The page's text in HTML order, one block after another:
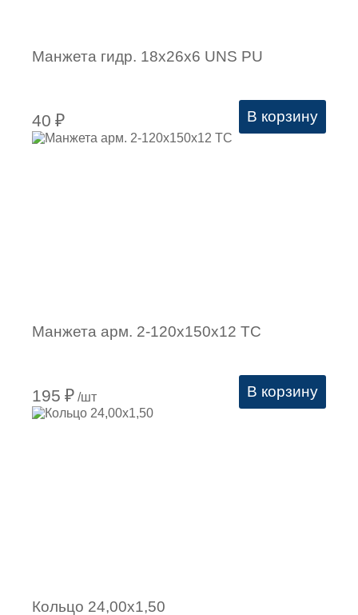
Манжета гидр. 18х26х6 UNS PU
40 ₽ В корзину
Манжета арм. 2-120х150х12 ТС
195 ₽ /шт В корзину
Кольцо 24,00х1,50